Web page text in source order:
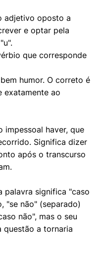
adjetivo oposto a
e optar pela
que corresponde
humor. O correto é
exatamente ao
haver, que
Significa dizer
após o transcurso
palavra significa "caso
"se não" (separado)
não", mas o seu
questão a tornaria